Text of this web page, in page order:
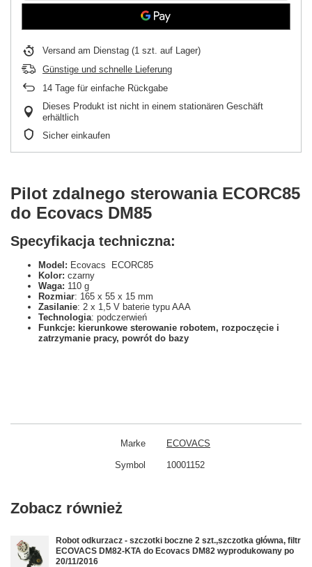
Versand am Dienstag (1 szt. auf Lager)
Günstige und schnelle Lieferung
14 Tage für einfache Rückgabe
Dieses Produkt ist nicht in einem stationären Geschäft
erhältlich
Sicher einkaufen
Pilot zdalnego sterowania ECORC85
do Ecovacs DM85
Specyfikacja techniczna:
Model: Ecovacs ECORC85
Kolor: czarny
Waga: 110 g
Rozmiar: 165 x 55 x 15 mm
Zasilanie: 2 x 1,5 V baterie typu AAA
Technologia: podczerwień
Funkcje: kierunkowe sterowanie robotem, rozpoczęcie i
zatrzymanie pracy, powrót do bazy
Marke ECOVACS
Symbol 10001152
Zobacz również
Robot odkurzacz - szczotki boczne 2 szt.,szczotka główna, filtr
ECOVACS DM82-KTA do Ecovacs DM82 wyprodukowany po
20/11/2016